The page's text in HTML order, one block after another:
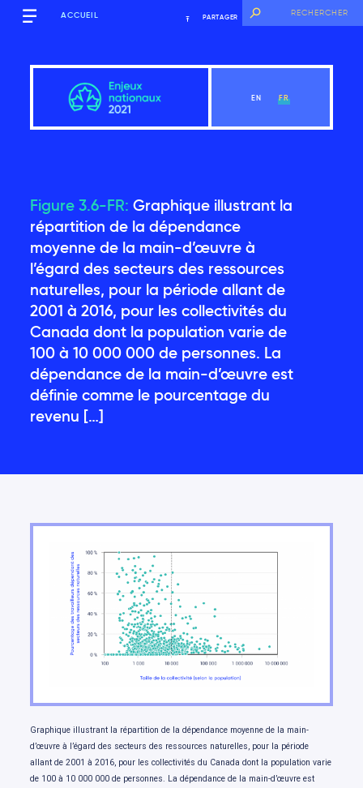
ACCUEIL PARTAGER
EN FR
Figure 3.6-FR: Graphique illustrant la
répartition de la dépendance
moyenne de la main-d’œuvre à
l’égard des secteurs des ressources
naturelles, pour la période allant de
2001 à 2016, pour les collectivités du
Canada dont la population varie de
100 à 10 000 000 de personnes. La
dépendance de la main-d’œuvre est
définie comme le pourcentage du
revenu […]
Graphique illustrant la répartition de la dépendance moyenne de la main-
d’œuvre à l’égard des secteurs des ressources naturelles, pour la période
allant de 2001 à 2016, pour les collectivités du Canada dont la population varie
de 100 à 10 000 000 de personnes. La dépendance de la main-d’œuvre est
Aperçu
Introduction
Les principales constatations du Rapport sur
les enjeux nationaux
Aller de l’avant